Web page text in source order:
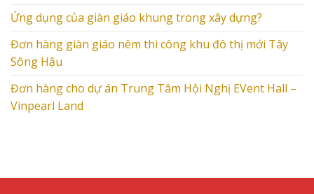
Ứng dụng của giàn giáo khung trong xây dựng?
Đơn hàng giàn giáo nêm thi công khu đô thị mới Tây
Sông Hậu
Đơn hàng cho dự án Trung Tâm Hội Nghị EVent Hall –
Vinpearl Land